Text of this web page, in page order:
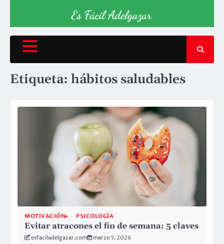
Etiqueta: hábitos saludables
MOTIVACIÓN PSICOLOGÍA
Evitar atracones el fin de semana: 5 claves
esfaciladelgazar.com marzo 5, 2026